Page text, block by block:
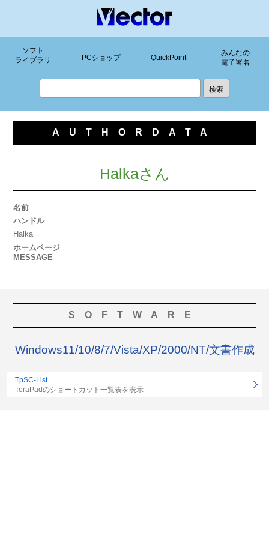
ソフト
ライブラリ
PCショップ QuickPoint
みんなの
電子署名
AUTHORDATA
Halkaさん
名前
ハンドル
Halka
ホームページ
MESSAGE
SOFTWARE
Windows11/10/8/7/Vista/XP/2000/NT/文書作成
TpSC-List
TeraPadのショートカット一覧表を表示